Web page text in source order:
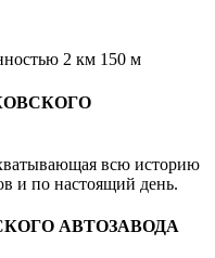
2 км 150 м
всю историю
и по настоящий день.
АВТОЗАВОДА